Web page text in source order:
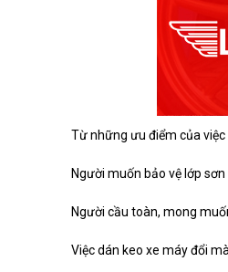
Từ những ưu điểm của
Người muốn bảo vệ lớp
Người cầu toàn, mong
Việc dán keo xe máy đổi